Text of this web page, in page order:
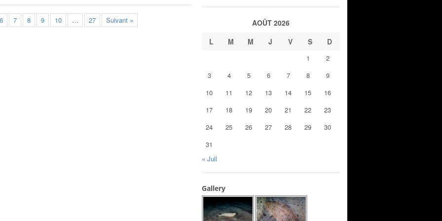
6 7 8 9 10 … 27 Suivant »
AOÛT 2026
L
M M J V S D
1
2
3
4 5 6 7 8
9
10
11 12 13 14 15
16
17
18 19 20 21 22
23
24
25 26 27 28 29
30
31
« Juil
Gallery